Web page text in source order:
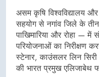
असम कृषि विश्वविद्यालय
सहयोग से नगांव जिले के
पाखिमारिया और रोहा —
परियोजनाओं का निरीक्षण
स्टेनार, काउंसलर लिन
की भारत प्रमुख एलिजाबेथ